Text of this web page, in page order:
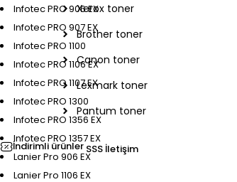
Xerox toner
Brother toner
Canon toner
Lexmark toner
Pantum toner
İndirimli ürünler SSS İletişim
Infotec PRO 906 EX
Infotec PRO 907 EX
Infotec PRO 1100
Infotec PRO 1106 EX
Infotec PRO 1107 EX
Infotec PRO 1300
Infotec PRO 1356 EX
Infotec PRO 1357 EX
Lanier Pro 906 EX
Lanier Pro 1106 EX